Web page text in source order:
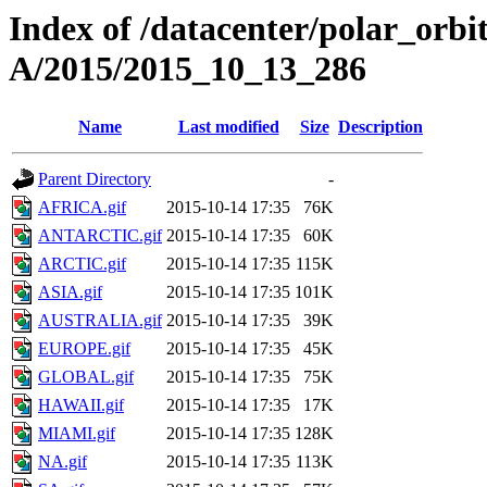
Index of /datacenter/
A/2015/2015_10_13_286
Name Last modified Size Description
Parent Directory
-
AFRICA.gif
2015-10-14 17:35
76K
ANTARCTIC.gif 2015-10-14 17:35
60K
ARCTIC.gif
2015-10-14 17:35 115K
ASIA.gif
2015-10-14 17:35 101K
AUSTRALIA.gif 2015-10-14 17:35
39K
EUROPE.gif
2015-10-14 17:35
45K
GLOBAL.gif
2015-10-14 17:35
75K
HAWAII.gif
2015-10-14 17:35
17K
MIAMI.gif
2015-10-14 17:35 128K
NA.gif
2015-10-14 17:35 113K